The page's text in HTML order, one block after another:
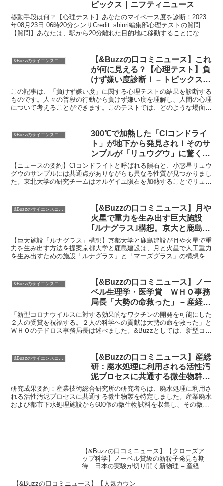
ピックス｜ニフティニュース
移動手段は何？【心理テスト】あなたのマイペース度を診断！2023
年08月23日 06時20分シンリCredit: shinri編集部心理テストの質問
【質問】あなたは、駅から20分離れた目的地に移動することになり
【&Buzzの口コミニュース】これ
が何に見える？【心理テスト】負
けず嫌い度診断！ – トピックス｜
ニフティニュース
この記事は、「負けず嫌い度」に関する心理テストの結果を診断する
ものです。人々の普段の行動から負けず嫌い度を理解し、人間の心理
について考えることができます。このテストでは、どのような場面で
300℃で加熱した「CIコンドライ
ト」が地下から発見され！そのサ
ンプルが「リュウグウ」に驚くほ
ど似ていることが判明【&Buzzの
口コミニュース】
【ニュースの要約】CIコンドライトと呼ばれる隕石と、小惑星リュウ
グウのサンプルには共通点がありながらも異なる性質が見つかりまし
た。東北大学の研究チームはオルゲイユ隕石を加熱することでリュウ
&Buzzのサイエンスニュース
【&Buzzの口コミニュース】月や
火星で重力を生み出す巨大施設
｢ルナグラス｣構想。京大と鹿島建
設が考えたらしい… | ギズモー
ド・ジャパン
【巨大施設「ルナグラス」構想】京都大学と鹿島建設が月や火星で重
力を生み出す方法を提案京都大学と鹿島建設は、月と火星で人工重力
を生み出すための施設「ルナグラス」と「マーズグラス」の構想を発
【&Buzzの口コミニュース】ノー
ベル生理学・医学賞 ＷＨＯ事務
局長「大勢の命救った」 – 産経ニ
ュース
「新型コロナウイルスに対する効果的なワクチンの開発を可能にした
２人の受賞を祝福する。２人の科学への貢献は大勢の命を救った」と
ＷＨＯのテドロス事務局長は述べました。&Buzzとしては、新型コロ
【&Buzzの口コミニュース】産総
研：廃水処理に利用される活性汚
泥プロセスに共通する微生物群を
特定
研究成果要約：産業技術総合研究所の研究者らは、廃水処理に利用さ
れる活性汚泥プロセスに共通する微生物叢を特定しました。産業廃水
および都市下水処理施設から600個の微生物試料を収集し、その微生
【&Buzzの口コミニュース】【クローズア
ップ科学】ノーベル賞級の新粒子発見も期
待 日本の実験が切り開く新物理 – 産経ニ
【&Buzzの口コミニュース】【人気カウン